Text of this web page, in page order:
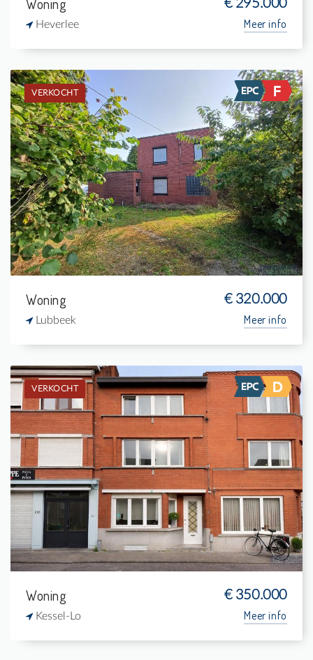
Woning € 295.000
Heverlee Meer info
VERKOCHT
Verkocht: Woning
2
1.900 m²
1
110 m²
Woning € 320.000
Lubbeek Meer info
VERKOCHT
Verkocht: Eengezinswoning
-
169 m²
-
169 m²
Woning € 350.000
Kessel-Lo Meer info